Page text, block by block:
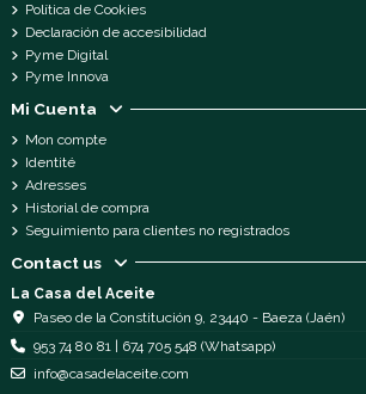
Política de Cookies
Declaración de accesibilidad
Pyme Digital
Pyme Innova
Mi Cuenta
Mon compte
Identité
Adresses
Historial de compra
Seguimiento para clientes no registrados
Contact us
La Casa del Aceite
Paseo de la Constitución 9, 23440 - Baeza (Jaén)
953 74 80 81 | 674 705 548 (Whatsapp)
info@casadelaceite.com